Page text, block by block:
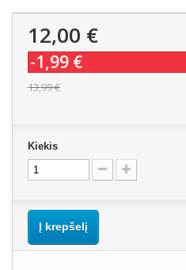
12,00 €
-1,99 €
13,99 €
Kiekis
Į krepšelį